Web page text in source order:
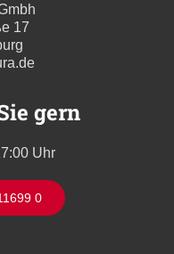
17
gern
Uhr
0